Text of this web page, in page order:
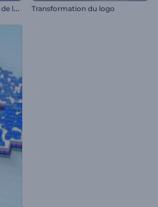
A
nimation de logo - Traces de lumière Transformation du logo